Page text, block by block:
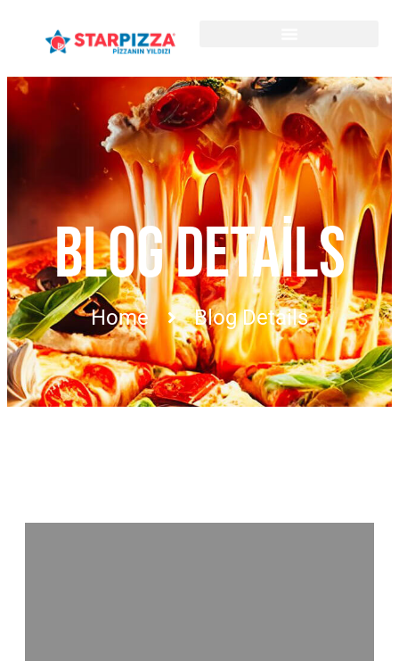
BLOG DETAILS
Home Blog Details